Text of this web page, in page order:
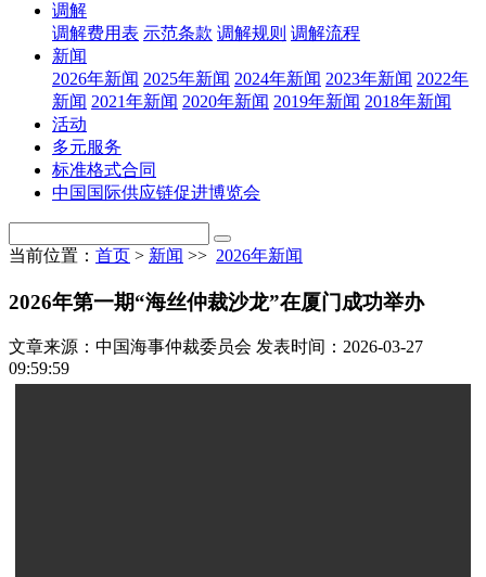
调解
调解费用表 示范条款 调解规则 调解流程
新闻
2026年新闻 2025年新闻 2024年新闻 2023年新闻 2022年
新闻 2021年新闻 2020年新闻 2019年新闻 2018年新闻
活动
多元服务
标准格式合同
中国国际供应链促进博览会
当前位置： 首页 > 新闻 >> 2026年新闻
2026年第一期“海丝仲裁沙龙”在厦门成功举办
文章来源：中国海事仲裁委员会 发表时间：2026-03-27
09:59:59